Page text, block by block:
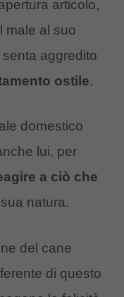
articolo,
male al suo
aggredito
ostile.
domestico
lui, per
a ciò che
natura.
del cane
di questo